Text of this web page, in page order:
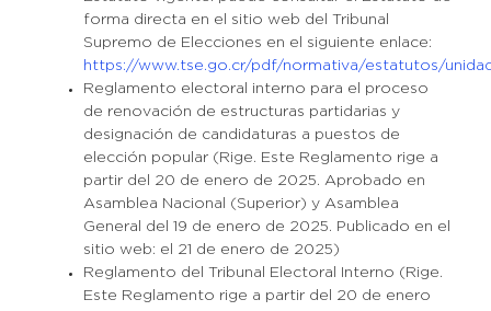
forma directa en el sitio web del Tribunal
Supremo de Elecciones en el siguiente enlace:
https://www.tse.go.cr/pdf/normativa/estatutos/
Reglamento electoral interno para el proceso
de renovación de estructuras partidarias y
designación de candidaturas a puestos de
elección popular (Rige. Este Reglamento rige a
partir del 20 de enero de 2025. Aprobado en
Asamblea Nacional (Superior) y Asamblea
General del 19 de enero de 2025. Publicado en el
sitio web: el 21 de enero de 2025)
Reglamento del Tribunal Electoral Interno (Rige.
Este Reglamento rige a partir del 20 de enero